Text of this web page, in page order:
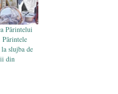
Părintelui
slujba de
din